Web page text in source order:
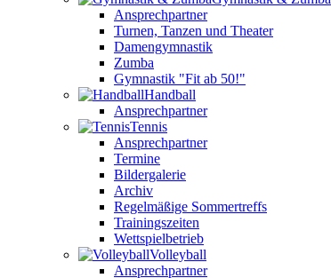
Ansprechpartner
Turnen, Tanzen und Theater
Damengymnastik
Zumba
Gymnastik "Fit ab 50!"
Handball
Ansprechpartner
Tennis
Ansprechpartner
Termine
Bildergalerie
Archiv
Regelmäßige Sommertreffs
Trainingszeiten
Wettspielbetrieb
Volleyball
Ansprechpartner